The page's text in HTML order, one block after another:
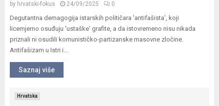
by hrvatski-fokus 24/09/2025 0
Degutantna demagogija istarskih političara 'antifašista', koji
licemjerno osuđuju 'ustaške' grafite, a da istovremeno nisu nikada
priznali ni osudili komunističko-partizanske masovne zločine.
Antifašizam u Istri i...
Saznaj više
Hrvatska